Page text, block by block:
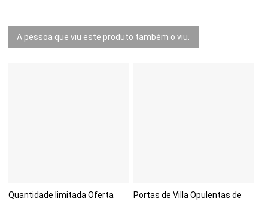
A pessoa que viu este produto também o viu.
Quantidade limitada Oferta
Portas de Villa Opulentas de